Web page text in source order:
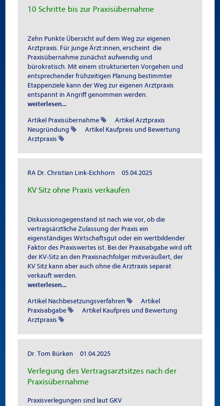
10 Schritte bis zur Praxisübernahme
Zehn Punkte Übersicht auf dem Weg zur eigenen
Arztpraxis. Für junge Ärzt:innen, erscheint die
Praxisübernahme zunächst aufwendig und
bürokratisch. Mit einem strukturierten Vorgehen und
entsprechender frühzeitigen Planung bestimmter
Etappenziele kann der Weg zur eigenen Arztpraxis
entspannt in Angriff genommen werden.
weiterlesen...
Artikel Praxisübernahme
Artikel Arztpraxis
Neugründung
Artikel Kaufpreis und Bewertung
Arztpraxis
RA Dr. Christian Link-Eichhorn 05.04.2025
KV Sitz ohne Praxis verkaufen
Diskussionsgegenstand ist nach wie vor, ob die
vertragsärztliche Zulassung der Praxis ein
eigenständiges Wirtschaftsgut oder ein wertbildender
Faktor des Praxiswertes ist. Bei der Praxisabgabe wird oft
der KV-Sitz an den Praxisnachfolger mitveräußert, der
KV Sitz kann aber auch ohne die Arztraxis separat
verkauft werden.
weiterlesen...
Artikel Nachbesetzungsverfahren
Artikel
Praxisabgabe
Artikel Kaufpreis und Bewertung
Arztpraxis
Dr. Tom Bürken 01.04.2025
Verlegung des Vertragsarztsitzes nach der
Praxisübernahme
Praxisverlegungen sind laut GKV